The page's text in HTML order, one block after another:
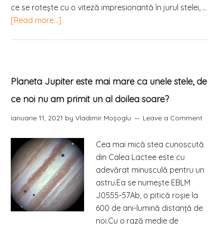
ce se rotește cu o viteză impresionantă în jurul stelei, …
[Read more...]
Planeta Jupiter este mai mare ca unele stele, de
ce noi nu am primit un al doilea soare?
ianuarie 11, 2021 byVladimir Moşoglu Leave a Comment
Cea mai mică stea cunoscută
din Calea Lactee este cu
adevărat minusculă pentru un
astru.Ea se numește EBLM
J0555-57Ab, o pitică roşie la
600 de ani-lumină distanță de
noi.Cu o rază medie de